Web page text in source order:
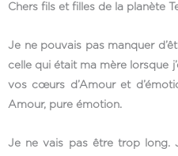
Chers fils et filles de la planète
Je ne pouvais pas manquer
celle qui était ma mère lorsque
vos cœurs d’Amour et
Amour, pure émotion.
Je ne vais pas être trop long.